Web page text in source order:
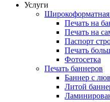
Услуги
Широкоформатная
Печать на
Печать на
Паспорт
Печать
Фотосетка
Печать баннеров
Баннер с
Литой